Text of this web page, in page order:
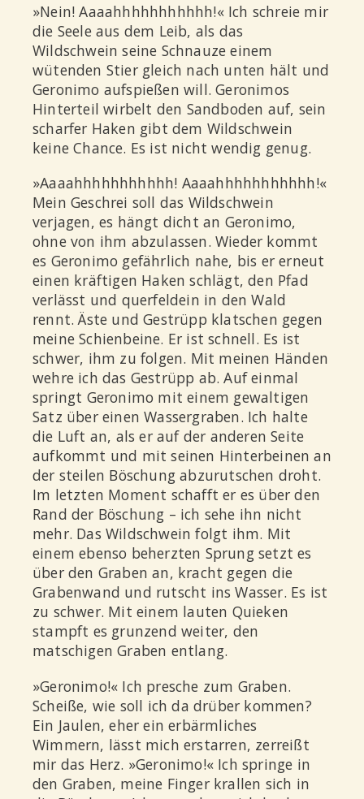
»Nein! Aaaahhhhhhhhhhh!« Ich schreie mir
die Seele aus dem Leib, als das
Wildschwein seine Schnauze einem
wütenden Stier gleich nach unten hält und
Geronimo aufspießen will. Geronimos
Hinterteil wirbelt den Sandboden auf, sein
scharfer Haken gibt dem Wildschwein
keine Chance. Es ist nicht wendig genug.
»Aaaahhhhhhhhhhh! Aaaahhhhhhhhhhh!«
Mein Geschrei soll das Wildschwein
verjagen, es hängt dicht an Geronimo,
ohne von ihm abzulassen. Wieder kommt
es Geronimo gefährlich nahe, bis er erneut
einen kräftigen Haken schlägt, den Pfad
verlässt und querfeldein in den Wald
rennt. Äste und Gestrüpp klatschen gegen
meine Schienbeine. Er ist schnell. Es ist
schwer, ihm zu folgen. Mit meinen Händen
wehre ich das Gestrüpp ab. Auf einmal
springt Geronimo mit einem gewaltigen
Satz über einen Wassergraben. Ich halte
die Luft an, als er auf der anderen Seite
aufkommt und mit seinen Hinterbeinen an
der steilen Böschung abzurutschen droht.
Im letzten Moment schafft er es über den
Rand der Böschung – ich sehe ihn nicht
mehr. Das Wildschwein folgt ihm. Mit
einem ebenso beherzten Sprung setzt es
über den Graben an, kracht gegen die
Grabenwand und rutscht ins Wasser. Es ist
zu schwer. Mit einem lauten Quieken
stampft es grunzend weiter, den
matschigen Graben entlang.
»Geronimo!« Ich presche zum Graben.
Scheiße, wie soll ich da drüber kommen?
Ein Jaulen, eher ein erbärmliches
Wimmern, lässt mich erstarren, zerreißt
mir das Herz. »Geronimo!« Ich springe in
den Graben, meine Finger krallen sich in